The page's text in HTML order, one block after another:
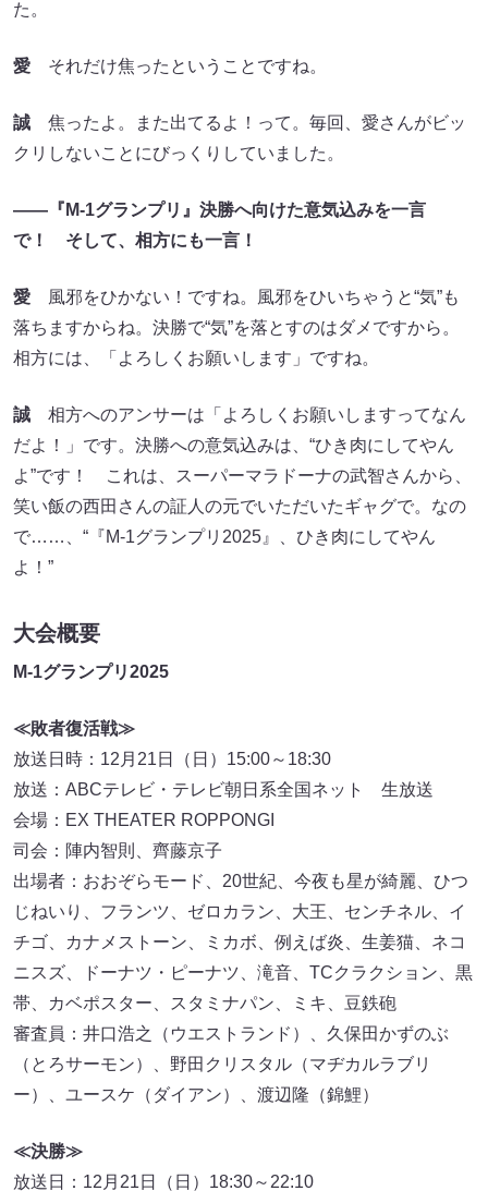
た。
愛 それだけ焦ったということですね。
誠 焦ったよ。また出てるよ！って。毎回、愛さんがビッ
クリしないことにびっくりしていました。
――『M-1グランプリ』決勝へ向けた意気込みを一言
で！ そして、相方にも一言！
愛 風邪をひかない！ですね。風邪をひいちゃうと“気”も
落ちますからね。決勝で“気”を落とすのはダメですから。
相方には、「よろしくお願いします」ですね。
誠 相方へのアンサーは「よろしくお願いしますってなん
だよ！」です。決勝への意気込みは、“ひき肉にしてやん
よ”です！ これは、スーパーマラドーナの武智さんから、
笑い飯の西田さんの証人の元でいただいたギャグで。なの
で……、“『M-1グランプリ2025』、ひき肉にしてやん
よ！”
大会概要
M-1グランプリ2025
≪敗者復活戦≫
放送日時：12月21日（日）15:00～18:30
放送：ABCテレビ・テレビ朝日系全国ネット 生放送
会場：EX THEATER ROPPONGI
司会：陣内智則、齊藤京子
出場者：おおぞらモード、20世紀、今夜も星が綺麗、ひつ
じねいり、フランツ、ゼロカラン、大王、センチネル、イ
チゴ、カナメストーン、ミカボ、例えば炎、生姜猫、ネコ
ニスズ、ドーナツ・ピーナツ、滝音、TCクラクション、黒
帯、カベポスター、スタミナパン、ミキ、豆鉄砲
審査員：井口浩之（ウエストランド）、久保田かずのぶ
（とろサーモン）、野田クリスタル（マヂカルラブリ
ー）、ユースケ（ダイアン）、渡辺隆（錦鯉）
≪決勝≫
放送日：12月21日（日）18:30～22:10